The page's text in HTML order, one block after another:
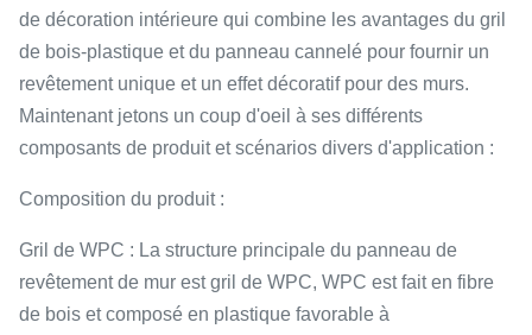
de décoration intérieure qui combine les avantages du gril
de bois-plastique et du panneau cannelé pour fournir un
revêtement unique et un effet décoratif pour des murs.
Maintenant jetons un coup d'oeil à ses différents
composants de produit et scénarios divers d'application :
Composition du produit :
Gril de WPC : La structure principale du panneau de
revêtement de mur est gril de WPC, WPC est fait en fibre
de bois et composé en plastique favorable à